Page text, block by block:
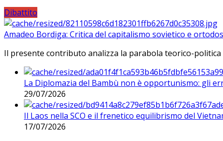
Dibattito
Amadeo Bordiga: Critica del capitalismo sovietico e
Il presente contributo analizza la parabola teorico-
La Diplomazia del Bambù non è opportunismo: gli
29/07/2026
Il Laos nella SCO e il frenetico equilibrismo del
17/07/2026